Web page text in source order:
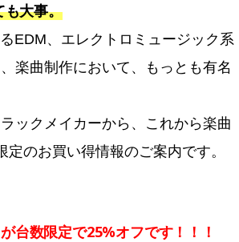
も大事。
EDM、エレクトロミュージック系
楽曲制作において、もっとも有名
ックメイカーから、これから楽曲
のお買い得情報のご案内です。
台数限定で25%オフです！！！